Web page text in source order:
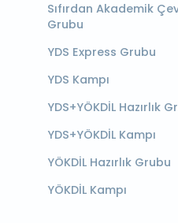
Sıfırdan Akademik
Grubu
YDS Express Grubu
YDS Kampı
YDS+YÖKDİL Hazırlık
YDS+YÖKDİL Kampı
YÖKDİL Hazırlık Grubu
YÖKDİL Kampı